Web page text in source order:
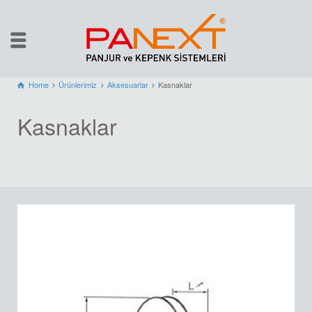
Home Ürünlerimiz Aksesuarlar Kasnaklar
Kasnaklar